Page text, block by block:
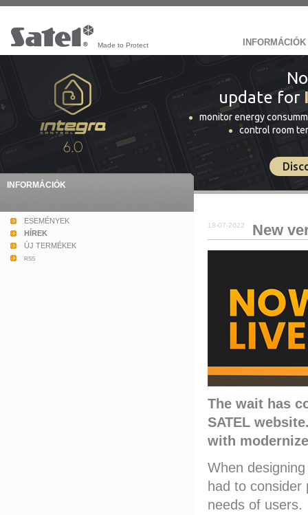
Made to Protect INFORMÁCIÓK
update for
monitor energy
control room
INFORMÁCIÓK
ESEMÉNYEK
HÍREK
ÚJ TERMÉKEK
rss
18-07-2022 New
The wait has
SATEL
with
When
had to
needs of users.